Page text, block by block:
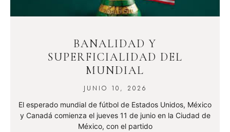
BANALIDAD Y
SUPERFICIALIDAD DEL
MUNDIAL
JUNIO 10, 2026
El esperado mundial de fútbol de Estados Unidos, México
y Canadá comienza el jueves 11 de junio en la Ciudad de
México, con el partido